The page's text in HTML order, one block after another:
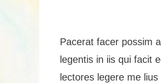
Pacerat facer possim
legentis in iis qui facit
lectores legere me